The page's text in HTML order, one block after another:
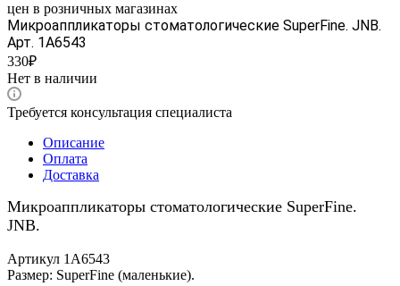
цен в розничных магазинах
Микроаппликаторы стоматологические SuperFine. JNB.
Арт. 1А6543
330₽
Нет в наличии
Требуется консультация специалиста
Описание
Оплата
Доставка
Микроаппликаторы стоматологические SuperFine.
JNB.
Артикул 1А6543
Размер: SuperFine (маленькие).